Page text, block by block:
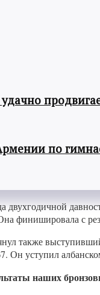
по
двухгодичной
финишировала с
также
Он уступил
наших